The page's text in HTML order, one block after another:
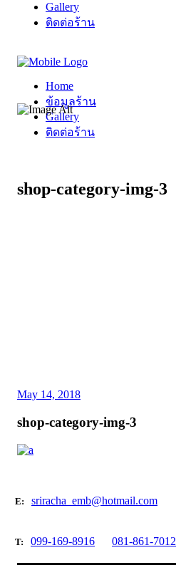
Gallery
ติดต่อร้าน
Home
ข้อมูลร้าน
Gallery
ติดต่อร้าน
shop-category-img-3
May 14, 2018
shop-category-img-3
E: sriracha_emb@hotmail.com
T: 099-169-8916 081-861-7012